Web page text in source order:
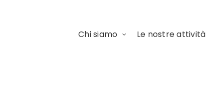
Chi siamo Le nostre attività